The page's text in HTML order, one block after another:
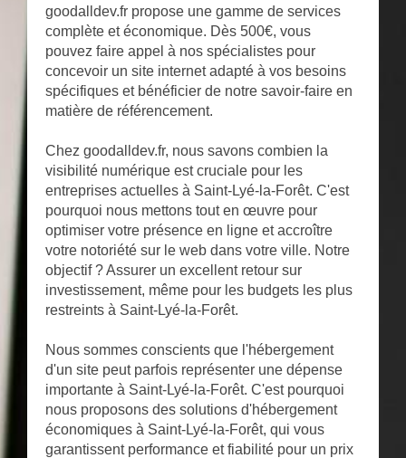
goodalldev.fr propose une gamme de services
complète et économique. Dès 500€, vous
pouvez faire appel à nos spécialistes pour
concevoir un site internet adapté à vos besoins
spécifiques et bénéficier de notre savoir-faire en
matière de référencement.
Chez goodalldev.fr, nous savons combien la
visibilité numérique est cruciale pour les
entreprises actuelles à Saint-Lyé-la-Forêt. C'est
pourquoi nous mettons tout en œuvre pour
optimiser votre présence en ligne et accroître
votre notoriété sur le web dans votre ville. Notre
objectif ? Assurer un excellent retour sur
investissement, même pour les budgets les plus
restreints à Saint-Lyé-la-Forêt.
Nous sommes conscients que l'hébergement
d'un site peut parfois représenter une dépense
importante à Saint-Lyé-la-Forêt. C'est pourquoi
nous proposons des solutions d'hébergement
économiques à Saint-Lyé-la-Forêt, qui vous
garantissent performance et fiabilité pour un prix